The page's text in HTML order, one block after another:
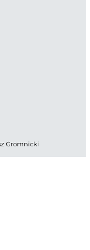
Gromnicki